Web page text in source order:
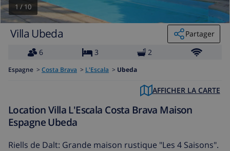
1 / 10
Villa Ubeda
Partager
6
3 2
Espagne > Costa Brava > L'Escala > Ubeda
AFFICHER LA CARTE
Location Villa L'Escala Costa Brava Maison
Espagne Ubeda
Riells de Dalt: Grande maison rustique "Les 4 Saisons".